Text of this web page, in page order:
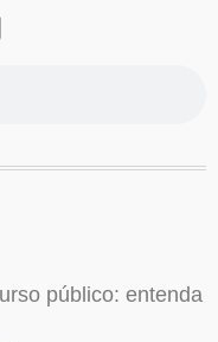
público: entenda